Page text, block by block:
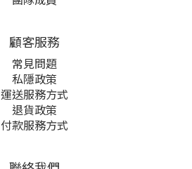
顧客服務
常見問題
私隱政策
運送服務方式
退貨政策
付款服務方式